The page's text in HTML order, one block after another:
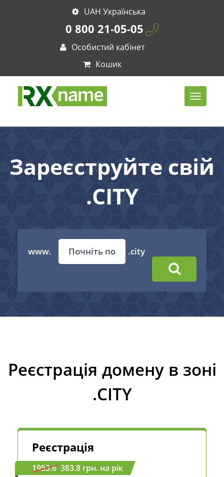
UAH Українська
0 800 21-05-05
Особистий кабінет
Кошик
Зареєструйте свій
.CITY
www. .city
Реєстрація домену в зоні
.CITY
Реєстрація
1953.6 383.8 грн. на рік